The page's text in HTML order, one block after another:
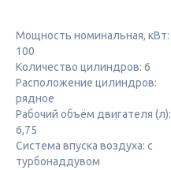
Мощность номинальная, кВт:
100
Количество цилиндров: 6
Расположение цилиндров:
рядное
Рабочий объём двигателя (л):
6,75
Система впуска воздуха: с
турбонаддувом